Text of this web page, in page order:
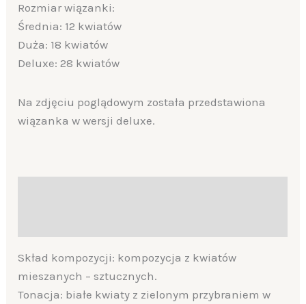
Rozmiar wiązanki:
Średnia: 12 kwiatów
Duża: 18 kwiatów
Deluxe: 28 kwiatów
Na zdjęciu poglądowym została przedstawiona
wiązanka w wersji deluxe.
Skład kompozycji: kompozycja z kwiatów
mieszanych – sztucznych.
Tonacja: białe kwiaty z zielonym przybraniem w